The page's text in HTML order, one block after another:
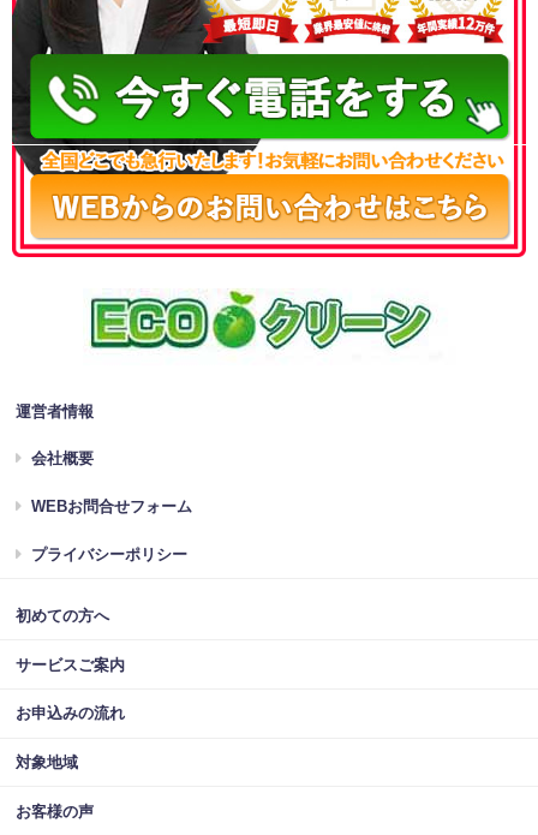
050-3186-4780
運営者情報
会社概要
WEBお問合せフォーム
プライバシーポリシー
初めての方へ
サービスご案内
お申込みの流れ
対象地域
お客様の声